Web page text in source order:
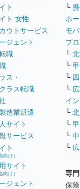
ト
ト 女性
ウトサービス
ジェント
職
ス・
ラス転職
造業派遣
サイト
サービス
ト
向け）
サイト
向け）
ジェント
└
ホ
モ
プ
└
└
└
└
イ
└
└
└
└
専
保険